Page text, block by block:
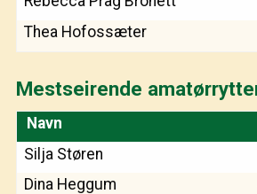
Thea Hofossæter
Mestseirende
Navn
Silja Støren
Dina Heggum